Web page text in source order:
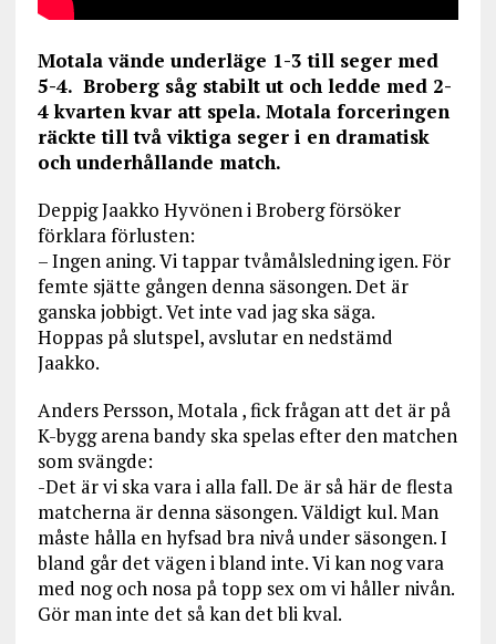
Motala vände underläge 1-3 till seger med
5-4. Broberg såg stabilt ut och ledde med 2-
4 kvarten kvar att spela. Motala forceringen
räckte till två viktiga seger i en dramatisk
och underhållande match.
Deppig Jaakko Hyvönen i Broberg försöker
förklara förlusten:
– Ingen aning. Vi tappar tvåmålsledning igen. För
femte sjätte gången denna säsongen. Det är
ganska jobbigt. Vet inte vad jag ska säga.
Hoppas på slutspel, avslutar en nedstämd
Jaakko.
Anders Persson, Motala , fick frågan att det är på
K-bygg arena bandy ska spelas efter den matchen
som svängde:
-Det är vi ska vara i alla fall. De är så här de flesta
matcherna är denna säsongen. Väldigt kul. Man
måste hålla en hyfsad bra nivå under säsongen. I
bland går det vägen i bland inte. Vi kan nog vara
med nog och nosa på topp sex om vi håller nivån.
Gör man inte det så kan det bli kval.